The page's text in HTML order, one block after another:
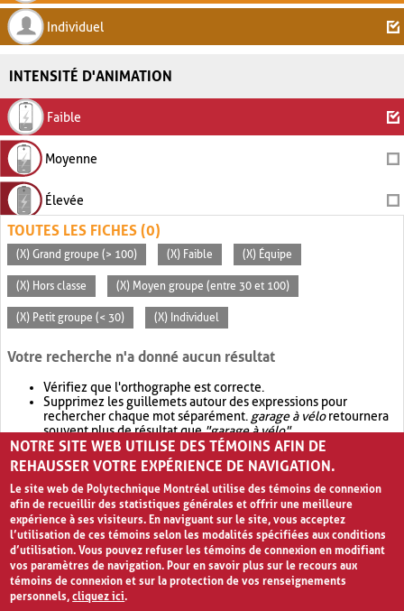
Individuel
INTENSITÉ D'ANIMATION
Faible
Moyenne
Élevée
TOUTES LES FICHES (0)
(X) Grand groupe (> 100) (X) Faible (X) Équipe
(X) Hors classe (X) Moyen groupe (entre 30 et 100)
(X) Petit groupe (< 30) (X) Individuel
Votre recherche n'a donné aucun résultat
Vérifiez que l'orthographe est correcte.
Supprimez les guillemets autour des expressions pour
rechercher chaque mot séparément. garage à véloretournera
souvent plus de résultat que"garage à vélo".
Envisagez d'élargir votre recherche avec OR.garage OR vélo
retournera souvent plus de résultat quegarage à vélo
NOTRE SITE WEB UTILISE DES TÉMOINS AFIN DE
REHAUSSER VOTRE EXPÉRIENCE DE NAVIGATION.
Le site web de Polytechnique Montréal utilise des témoins de connexion
afin de recueillir des statistiques générales et offrir une meilleure
expérience à ses visiteurs. En naviguant sur le site, vous acceptez
l’utilisation de ces témoins selon les modalités spécifiées aux conditions
d’utilisation. Vous pouvez refuser les témoins de connexion en modifiant
vos paramètres de navigation. Pour en savoir plus sur le recours aux
témoins de connexion et sur la protection de vos renseignements
personnels,cliquez ici.